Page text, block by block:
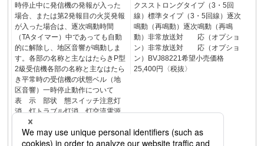
時停止中に発信機の発報が入った
場合、または第2発報目の火災発報
が入った場合は、逐次鳴動時間
（TAタイマー）中であっても自動
的に解除し、地区音響が鳴動しま
す。各部の名称と主なはたらきP型
2級受信機各部の名称と主なはたら
き平常時の受信機の状態ベル（地
区音響）一時停止動作について
表 示 部状 態スイッチ注意灯
消 灯トラブル灯消 灯交流電源
灯常に点灯火災灯消 灯地区灯す
べて消灯音響強制停止灯消 灯地
区音響強制停止灯消 灯ベル（地
クスストロングタイプ（3・5回
線）標準タイプ（3・5回線）逐次
鳴動（再鳴動）逐次鳴動（再鳴
動）非常放送対 応（オプショ
ン）非常放送対 応（オプショ
ン）BVJ88221希望小売価格
25,400円〈税抜〉